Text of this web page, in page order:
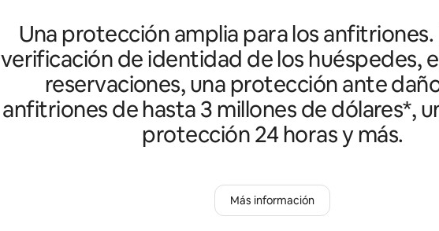
Una protección amplia para los anfitriones.
verificación de identidad de los huéspedes,
reservaciones, una protección ante
anfitriones de hasta 3 millones de dólares*,
protección 24 horas y más.
Más información